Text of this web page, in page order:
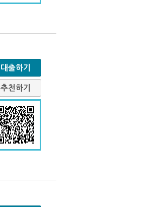
대출하기
추천하기